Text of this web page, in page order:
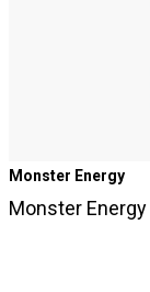
Monster Energy
Monster Energy